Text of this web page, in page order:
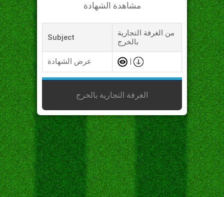
مشاهدة الشهادة
Subject
من الغرفة التجارية
بالخرج
عرض الشهادة
الغرفة التجارية بالخرج